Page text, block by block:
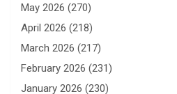
May 2026 (270)
April 2026 (218)
March 2026 (217)
February 2026 (231)
January 2026 (230)